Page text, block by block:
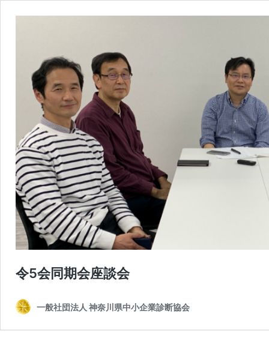
令5会同期会座談会
一般社団法人 神奈川県中小企業診断協会